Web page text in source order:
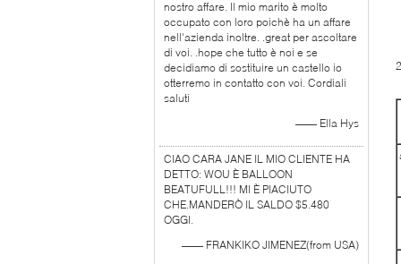
nostro affare. Il mio marito è molto
occupato con loro poichè ha un affare
nell'azienda inoltre. .great per ascoltare
di voi. .hope che tutto è noi e se
decidiamo di sostituire un castello io
otterremo in contatto con voi. Cordiali
saluti
—— Ella Hys
CIAO CARA JANE IL MIO CLIENTE HA
DETTO: WOU È BALLOON
BEATUFULL!!! MI È PIACIUTO
CHE.MANDERÒ IL SALDO $5.480
OGGI.
—— FRANKIKO JIMENEZ(from USA)